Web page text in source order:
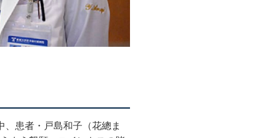
、患者・戸島和子（花總ま